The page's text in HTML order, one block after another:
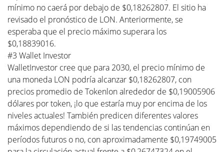
mínimo no caerá por debajo de $0,18262807. El sitio ha
revisado el pronóstico de LON. Anteriormente, se
esperaba que el precio máximo superara los
$0,18839016.
#3 Wallet Investor
WalletInvestor cree que para 2030, el precio mínimo de
una moneda LON podría alcanzar $0,18262807, con
precios promedio de Tokenlon alrededor de $0,19005906
dólares por token, ¡lo que estaría muy por encima de los
niveles actuales! También predicen diferentes valores
máximos dependiendo de si las tendencias continúan en
períodos futuros o no, con aproximadamente $0,19749005